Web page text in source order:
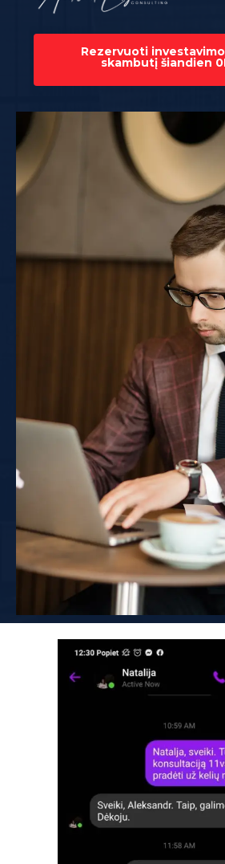
Rezervuoti
skambutį šiandien